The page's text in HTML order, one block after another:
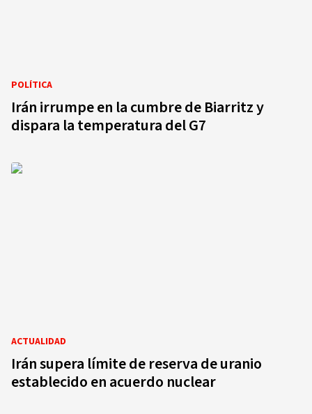
POLÍTICA
Irán irrumpe en la cumbre de Biarritz y
dispara la temperatura del G7
ACTUALIDAD
Irán supera límite de reserva de uranio
establecido en acuerdo nuclear